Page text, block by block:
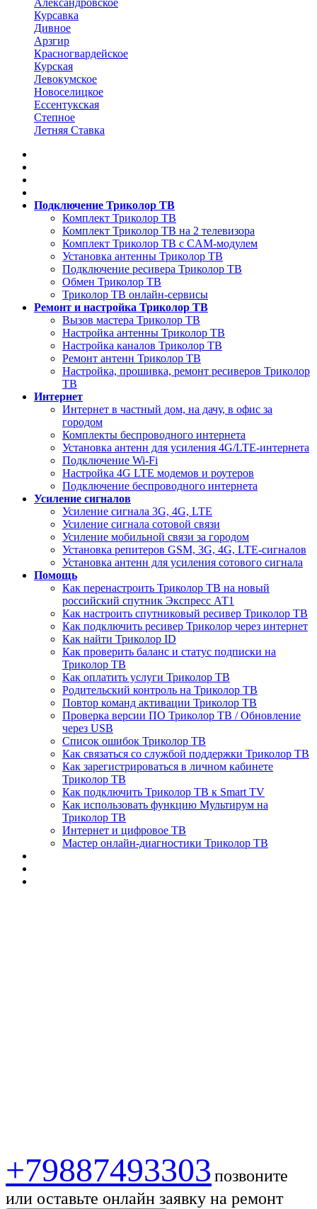
Александровское
Курсавка
Дивное
Арзгир
Красногвардейское
Курская
Левокумское
Новоселицкое
Ессентукская
Степное
Летняя Ставка
Подключение Триколор ТВ
Комплект Триколор ТВ
Комплект Триколор ТВ на 2 телевизора
Комплект Триколор ТВ с CAM-модулем
Установка антенны Триколор ТВ
Подключение ресивера Триколор ТВ
Обмен Триколор ТВ
Триколор ТВ онлайн-сервисы
Ремонт и настройка Триколор ТВ
Вызов мастера Триколор ТВ
Настройка антенны Триколор ТВ
Настройка каналов Триколор ТВ
Ремонт антенн Триколор ТВ
Настройка, прошивка, ремонт ресиверов Триколор
ТВ
Интернет
Интернет в частный дом, на дачу, в офис за
городом
Комплекты беспроводного интернета
Установка антенн для усиления 4G/LTE-интернета
Подключение Wi-Fi
Настройка 4G LTE модемов и роутеров
Подключение беспроводного интернета
Усиление сигналов
Усиление сигнала 3G, 4G, LTE
Усиление сигнала сотовой связи
Усиление мобильной связи за городом
Установка репитеров GSM, 3G, 4G, LTE-сигналов
Установка антенн для усиления сотового сигнала
Помощь
Как перенастроить Триколор ТВ на новый
российский спутник Экспресс АТ1
Как настроить спутниковый ресивер Триколор ТВ
Как подключить ресивер Триколор через интернет
Как найти Триколор ID
Как проверить баланс и статус подписки на
Триколор ТВ
Как оплатить услуги Триколор ТВ
Родительский контроль на Триколор ТВ
Повтор команд активации Триколор ТВ
Проверка версии ПО Триколор ТВ / Обновление
через USB
Список ошибок Триколор ТВ
Как связаться со службой поддержки Триколор ТВ
Как зарегистрироваться в личном кабинете
Триколор ТВ
Как подключить Триколор ТВ к Smart TV
Как использовать функцию Мультирум на
Триколор ТВ
Интернет и цифровое ТВ
Мастер онлайн-диагностики Триколор ТВ
+79887493303позвоните
или оставьте онлайн заявку на ремонт